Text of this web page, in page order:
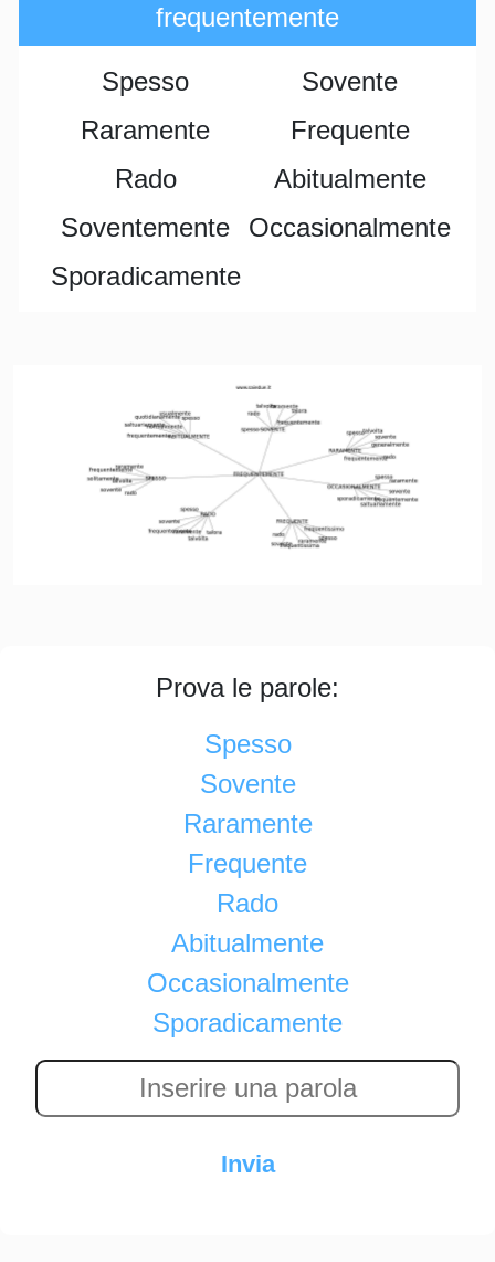
frequentemente
Spesso
Sovente
Raramente
Frequente
Rado
Abitualmente
Soventemente
Occasionalmente
Sporadicamente
Prova le parole:
Spesso
Sovente
Raramente
Frequente
Rado
Abitualmente
Occasionalmente
Sporadicamente